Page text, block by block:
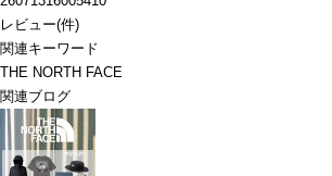
レビュー(件)
関連キーワード
THE NORTH FACE
関連ブログ